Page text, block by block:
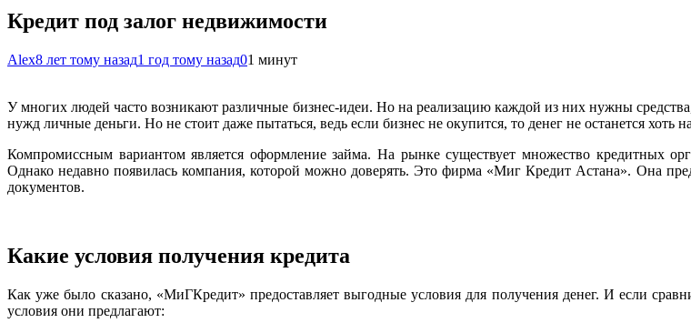
Кредит под залог недвижимости
Alex8 лет тому назад1 год тому назад01 минут
У многих людей часто возникают различные бизнес-идеи. Но на реализацию каждой из них нужны
нужд личные деньги. Но не стоит даже пытаться, ведь если бизнес не окупится, то денег не останется хоть
Компромиссным вариантом является оформление займа. На рынке существует множество кредитных
Однако недавно появилась компания, которой можно доверять. Это фирма «Миг Кредит Астана». Она
документов.
Какие условия получения кредита
Как уже было сказано, «МиГКредит» предоставляет выгодные условия для получения денег. И если
условия они предлагают: